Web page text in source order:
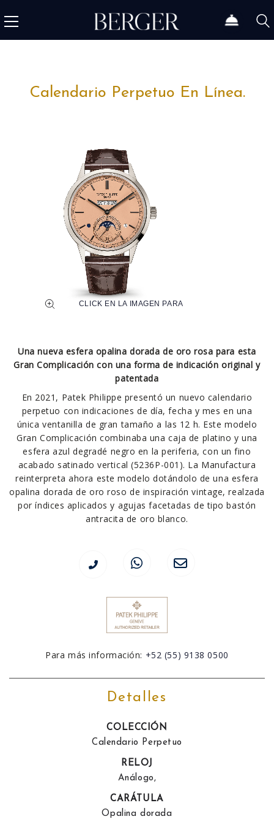
Calendario Perpetuo En Línea.
Una nueva esfera opalina dorada de oro rosa para esta
Gran Complicación con una forma de indicación original y
patentada
En 2021, Patek Philippe presentó un nuevo calendario
perpetuo con indicaciones de día, fecha y mes en una
única ventanilla de gran tamaño a las 12 h. Este modelo
Gran Complicación combinaba una caja de platino y una
esfera azul degradé negro en la periferia, con un fino
acabado satinado vertical (5236P-001). La Manufactura
reinterpreta ahora este modelo dotándolo de una esfera
opalina dorada de oro roso de inspiración vintage, realzada
por índices aplicados y agujas facetadas de tipo bastón
antracita de oro blanco.
Para más información: +52 (55) 9138 0500
Detalles
COLECCIÓN
Calendario Perpetuo
RELOJ
Análogo,
CARÁTULA
Opalina dorada